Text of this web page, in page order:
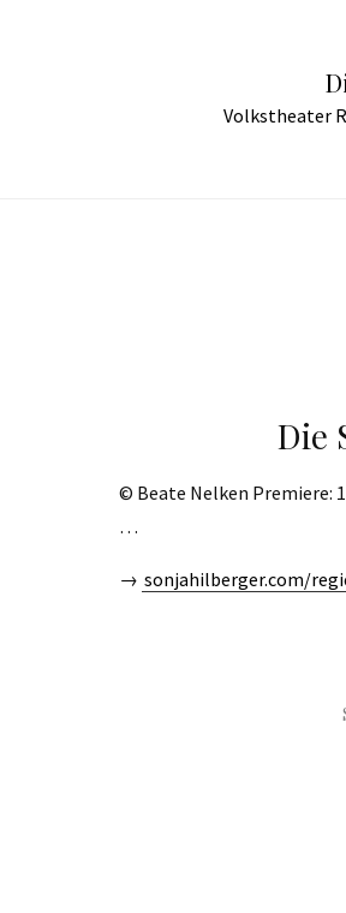
Volkstheater
Die
© Beate Nelken Premiere:
…
→ sonjahilberger.com/